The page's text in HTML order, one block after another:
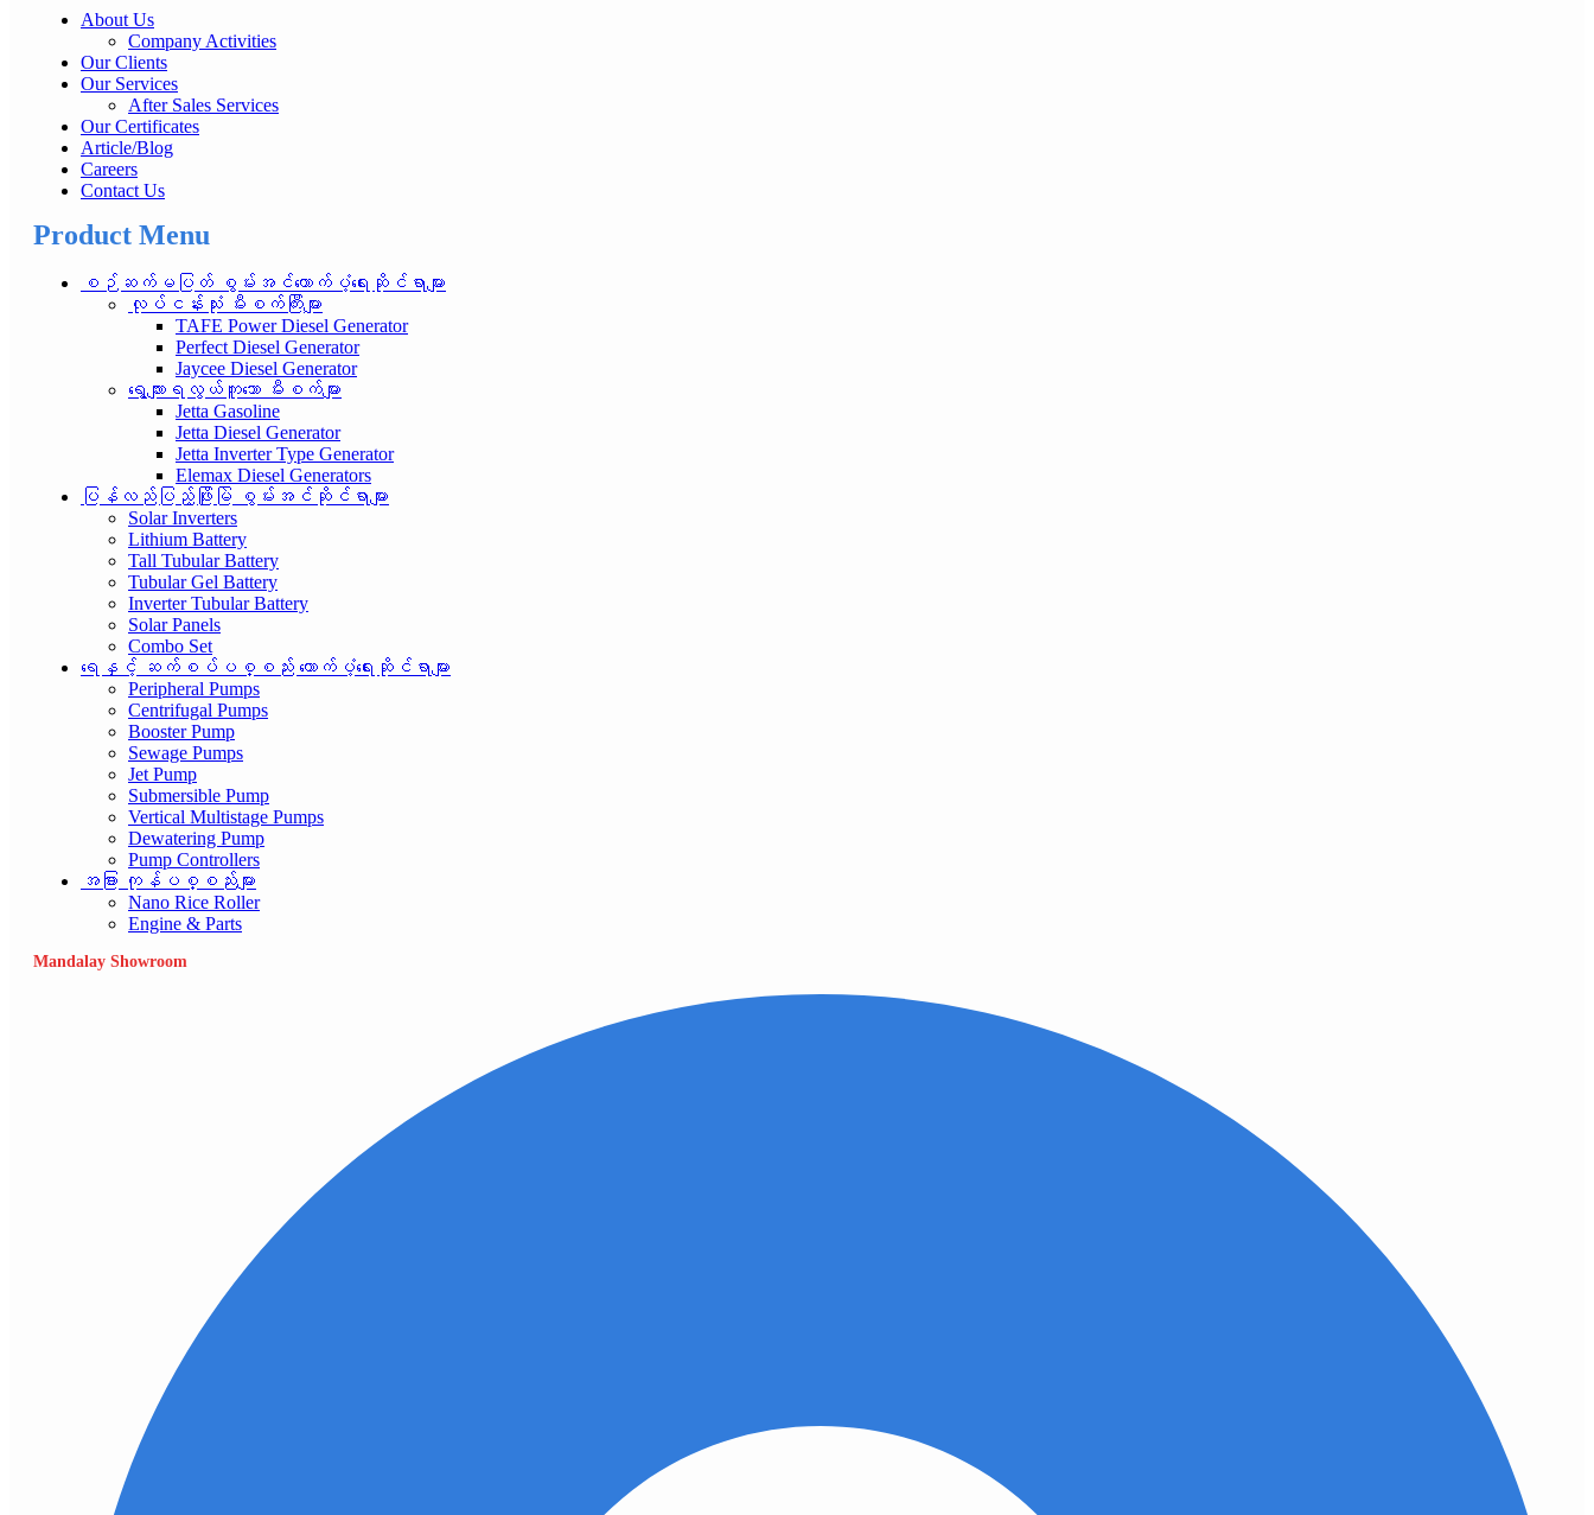
About Us
Company Activities
Our Clients
Our Services
After Sales Services
Our Certificates
Article/Blog
Careers
Contact Us
Product Menu
စဉ်ဆက်မပြတ် စွမ်းအင်ထောက်ပံ့ရေးဆိုင်ရာများ
လုပ်ငန်းသုံး မီးစက်ကြီးများ
TAFE Power Diesel Generator
Perfect Diesel Generator
Jaycee Diesel Generator
ရွေ့လျားရလွယ်ကူသော မီးစက်များ
Jetta Gasoline
Jetta Diesel Generator
Jetta Inverter Type Generator
Elemax Diesel Generators
ပြန်လည်ပြည့်ဖြိုးမြဲ စွမ်းအင်ဆိုင်ရာများ
Solar Inverters
Lithium Battery
Tall Tubular Battery
Tubular Gel Battery
Inverter Tubular Battery
Solar Panels
Combo Set
ရေနှင့် ဆက်စပ်ပစ္စည်း ထောက်ပံ့ရေးဆိုင်ရာများ
Peripheral Pumps
Centrifugal Pumps
Booster Pump
Sewage Pumps
Jet Pump
Submersible Pump
Vertical Multistage Pumps
Dewatering Pump
Pump Controllers
အခြား ကုန်ပစ္စည်းများ
Nano Rice Roller
Engine & Parts
Mandalay Showroom